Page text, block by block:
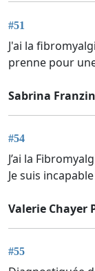
#51
J'ai la
prenne pour
Sabrina
#54
J’ai la
Je suis
Valerie Chayer
#55